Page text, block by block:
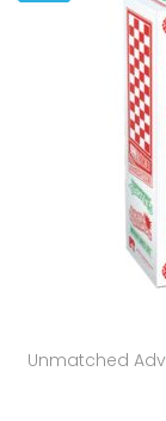
Unmatched